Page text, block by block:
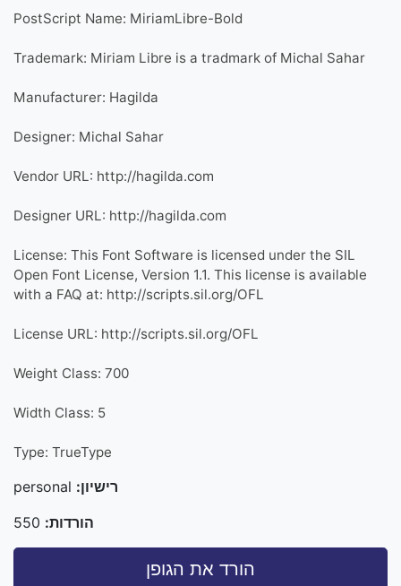
PostScript Name: MiriamLibre-Bold
Trademark: Miriam Libre is a tradmark of Michal Sahar
Manufacturer: Hagilda
Designer: Michal Sahar
Vendor URL: http://hagilda.com
Designer URL: http://hagilda.com
License: This Font Software is licensed under the SIL
Open Font License, Version 1.1. This license is available
with a FAQ at: http://scripts.sil.org/OFL
License URL: http://scripts.sil.org/OFL
Weight Class: 700
Width Class: 5
Type: TrueType
רישיון:
הורדות:
הורד את הגופן